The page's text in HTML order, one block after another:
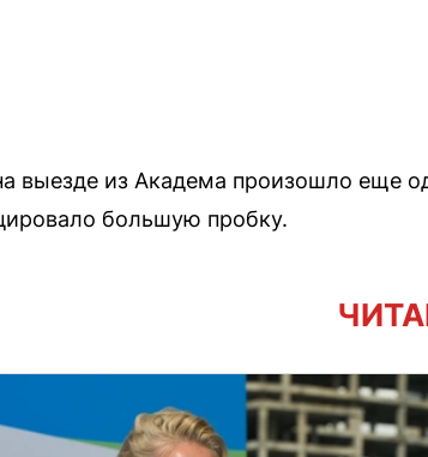
выезде из Академа произошло еще
большую пробку.